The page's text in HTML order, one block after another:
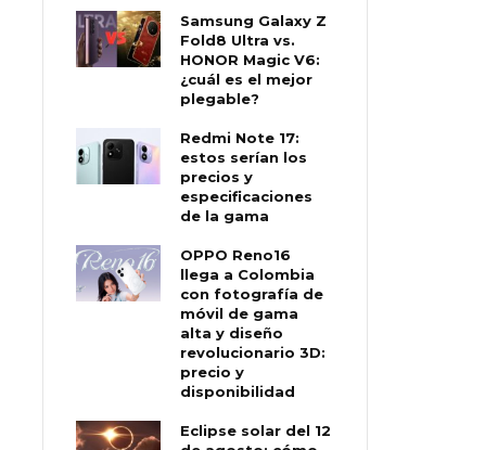
Samsung Galaxy Z
Fold8 Ultra vs.
HONOR Magic V6:
¿cuál es el mejor
plegable?
Redmi Note 17:
estos serían los
precios y
especificaciones
de la gama
OPPO Reno16
llega a Colombia
con fotografía de
móvil de gama
alta y diseño
revolucionario 3D:
precio y
disponibilidad
Eclipse solar del 12